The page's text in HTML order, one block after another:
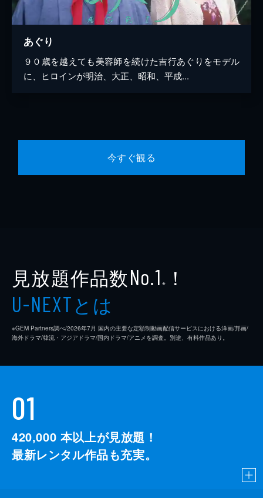
あぐり
９０歳を越えても美容師を続けた吉行あぐりをモデル
に、ヒロインが明治、大正、昭和、平成...
今すぐ観る
見放題作品数No.1 ※ ！
U-NEXTとは
※GEM Partners調べ/2026年7⽉ 国内の主要な定額制動画配信サービスにおける洋画/邦画/
海外ドラマ/韓流・アジアドラマ/国内ドラマ/アニメを調査。別途、有料作品あり。
01
420,000 本以上が見放題！
最新レンタル作品も充実。